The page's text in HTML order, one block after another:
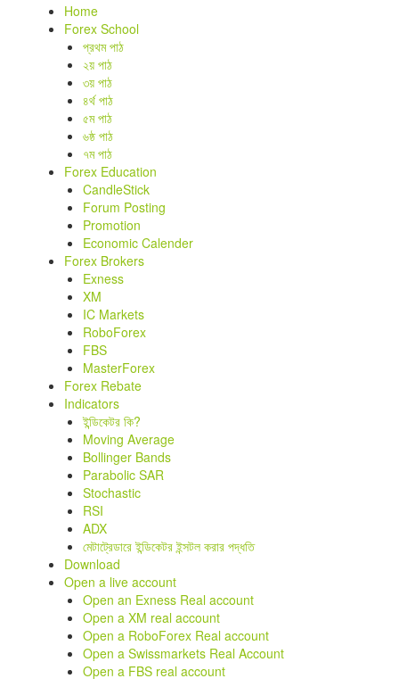
Home
Forex School
প্রথম পাঠ
২য় পাঠ
৩য় পাঠ
৪র্থ পাঠ
৫ম পাঠ
৬ষ্ঠ পাঠ
৭ম পাঠ
Forex Education
CandleStick
Forum Posting
Promotion
Economic Calender
Forex Brokers
Exness
XM
IC Markets
RoboForex
FBS
MasterForex
Forex Rebate
Indicators
ইন্ডিকেটর কি?
Moving Average
Bollinger Bands
Parabolic SAR
Stochastic
RSI
ADX
মেটাট্রেডারে ইন্ডিকেটর ইন্সটল করার পদ্ধতি
Download
Open a live account
Open an Exness Real account
Open a XM real account
Open a RoboForex Real account
Open a Swissmarkets Real Account
Open a FBS real account